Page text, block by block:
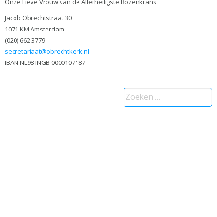
Onze Lieve Vrouw van de Allerheiligste Rozenkrans
Jacob Obrechtstraat 30
1071 KM Amsterdam
(020) 662 3779
secretariaat@obrechtkerk.nl
IBAN NL98 INGB 0000107187
Zoeken
naar: